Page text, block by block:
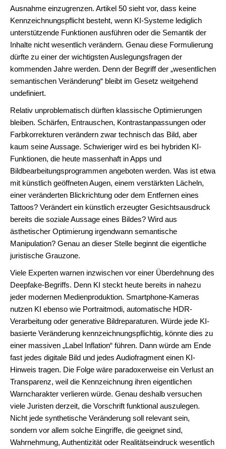
Ausnahme einzugrenzen. Artikel 50 sieht vor, dass keine
Kennzeichnungspflicht besteht, wenn KI-Systeme lediglich
unterstützende Funktionen ausführen oder die Semantik der
Inhalte nicht wesentlich verändern. Genau diese Formulierung
dürfte zu einer der wichtigsten Auslegungsfragen der
kommenden Jahre werden. Denn der Begriff der „wesentlichen
semantischen Veränderung“ bleibt im Gesetz weitgehend
undefiniert.
Relativ unproblematisch dürften klassische Optimierungen
bleiben. Schärfen, Entrauschen, Kontrastanpassungen oder
Farbkorrekturen verändern zwar technisch das Bild, aber
kaum seine Aussage. Schwieriger wird es bei hybriden KI-
Funktionen, die heute massenhaft in Apps und
Bildbearbeitungsprogrammen angeboten werden. Was ist etwa
mit künstlich geöffneten Augen, einem verstärkten Lächeln,
einer veränderten Blickrichtung oder dem Entfernen eines
Tattoos? Verändert ein künstlich erzeugter Gesichtsausdruck
bereits die soziale Aussage eines Bildes? Wird aus
ästhetischer Optimierung irgendwann semantische
Manipulation? Genau an dieser Stelle beginnt die eigentliche
juristische Grauzone.
Viele Experten warnen inzwischen vor einer Überdehnung des
Deepfake-Begriffs. Denn KI steckt heute bereits in nahezu
jeder modernen Medienproduktion. Smartphone-Kameras
nutzen KI ebenso wie Portraitmodi, automatische HDR-
Verarbeitung oder generative Bildreparaturen. Würde jede KI-
basierte Veränderung kennzeichnungspflichtig, könnte dies zu
einer massiven „Label Inflation“ führen. Dann würde am Ende
fast jedes digitale Bild und jedes Audiofragment einen KI-
Hinweis tragen. Die Folge wäre paradoxerweise ein Verlust an
Transparenz, weil die Kennzeichnung ihren eigentlichen
Warncharakter verlieren würde. Genau deshalb versuchen
viele Juristen derzeit, die Vorschrift funktional auszulegen.
Nicht jede synthetische Veränderung soll relevant sein,
sondern vor allem solche Eingriffe, die geeignet sind,
Wahrnehmung, Authentizität oder Realitätseindruck wesentlich